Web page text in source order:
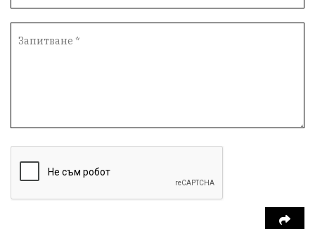
Счетоводство Референдум Вот на недоверие
Дарение Политическа журналистика
Съпричастност Парламент Транспорт